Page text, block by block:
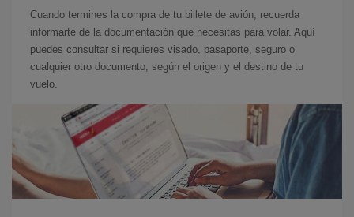
Cuando termines la compra de tu billete de avión, recuerda
informarte de la documentación que necesitas para volar. Aquí
puedes consultar si requieres visado, pasaporte, seguro o
cualquier otro documento, según el origen y el destino de tu
vuelo.